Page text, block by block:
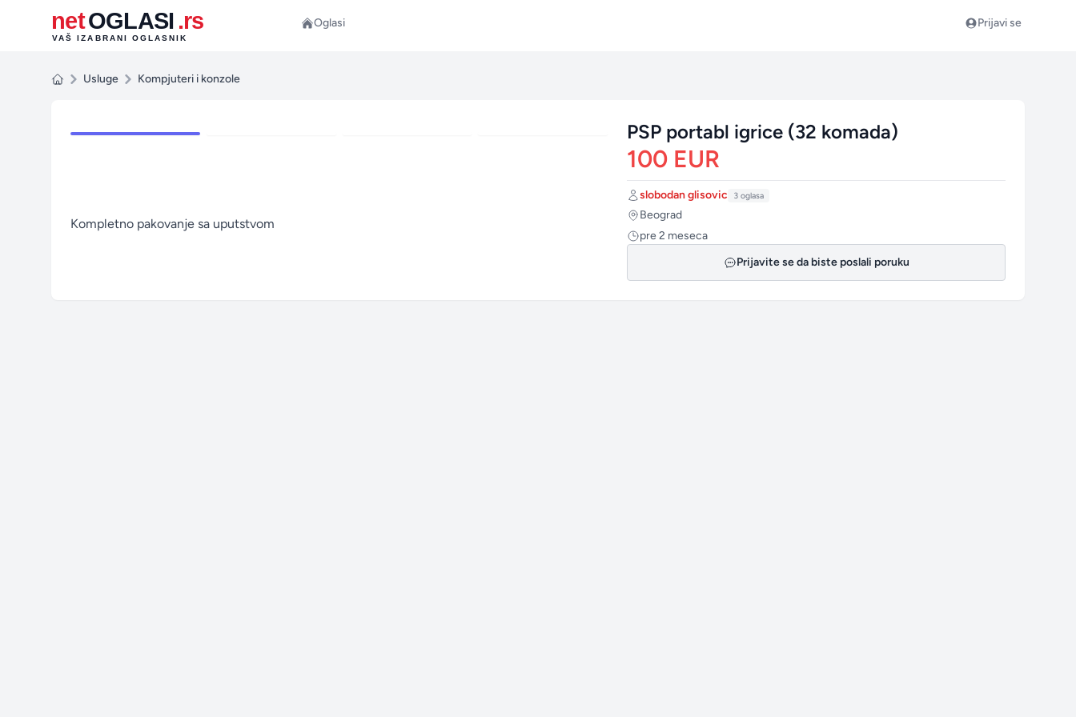
netOGLASI .rs
VAŠ IZABRANI OGLASNIK
Oglasi Prijavi se
Usluge Kompjuteri i konzole
Kompletno pakovanje sa uputstvom
PSP portabl igrice (32 komada)
100 EUR
Autor:
slobodan glisovic 3 oglasa
Grad:Beograd
Postavljeno:
pre 2 meseca
Prijavite se da biste poslali poruku